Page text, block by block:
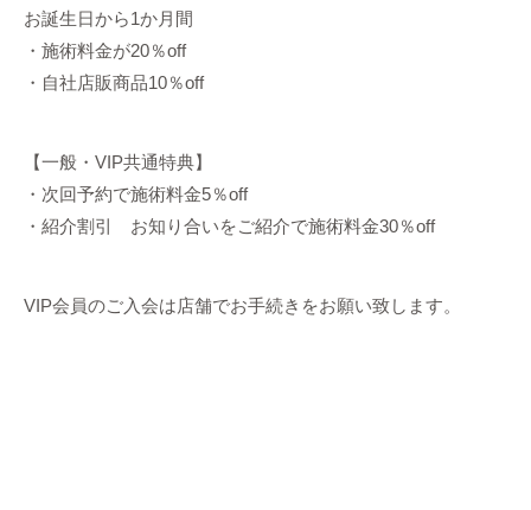
お誕生日から1か月間
・施術料金が20％off
・自社店販商品10％off
【一般・VIP共通特典】
・次回予約で施術料金5％off
・紹介割引 お知り合いをご紹介で施術料金30％off
VIP会員のご入会は店舗でお手続きをお願い致します。